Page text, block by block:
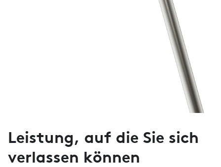
Leistung, auf die Sie sich
verlassen können